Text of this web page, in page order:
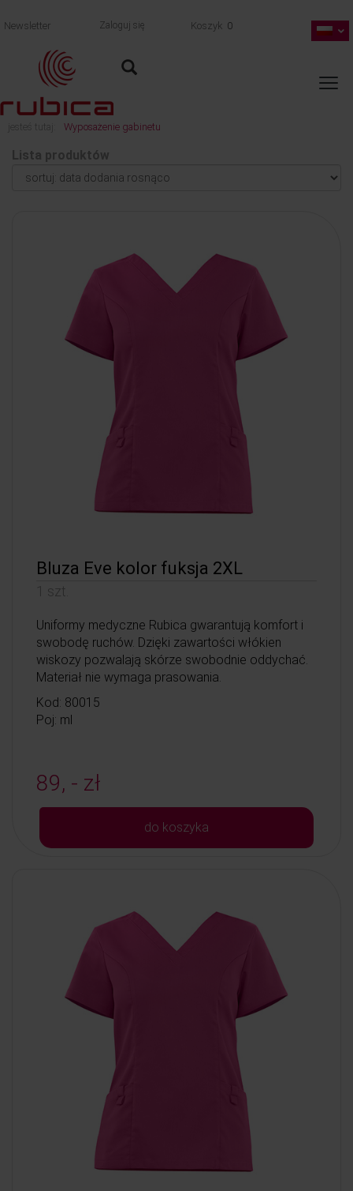
Newsletter Zaloguj się Koszyk 0
jesteś tutaj: Wyposażenie gabinetu
Lista produktów
Bluza Eve kolor fuksja 2XL
1 szt.
Uniformy medyczne Rubica gwarantują komfort i
swobodę ruchów. Dzięki zawartości włókien
wiskozy pozwalają skórze swobodnie oddychać.
Materiał nie wymaga prasowania.
Kod: 80015
Poj: ml
89, - zł
do koszyka